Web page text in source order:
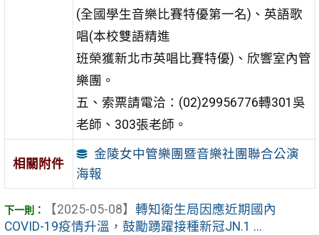
(全國學生音樂比賽特優第一名)、英語歌
唱(本校雙語精進
班榮獲新北市英唱比賽特優)、欣響室內管
樂團。
五、索票請電洽：(02)29956776轉301吳
老師、303張老師。
相關附件
金陵女中管樂團暨音樂社團聯合公演
海報
【2025-05-08】 轉知衛生局因應近期國內
COVID-19疫情升溫，鼓勵踴躍接種新冠JN.1 ...